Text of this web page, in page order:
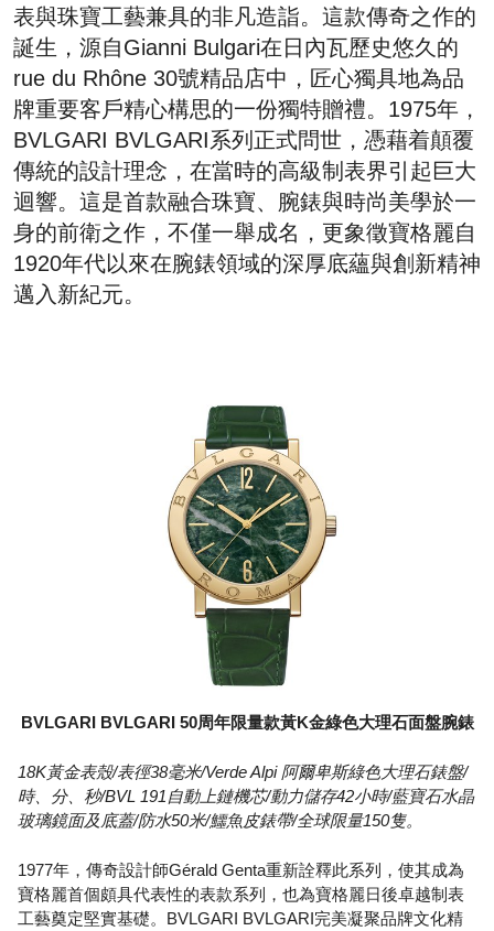
表與珠寶工藝兼具的非凡造詣。這款傳奇之作的
誕生，源自Gianni Bulgari在日內瓦歷史悠久的
rue du Rhône 30號精品店中，匠心獨具地為品
牌重要客戶精心構思的一份獨特贈禮。1975年，
BVLGARI BVLGARI系列正式問世，憑藉着顛覆
傳統的設計理念，在當時的高級制表界引起巨大
迴響。這是首款融合珠寶、腕錶與時尚美學於一
身的前衛之作，不僅一舉成名，更象徵寶格麗自
1920年代以來在腕錶領域的深厚底蘊與創新精神
邁入新紀元。
BVLGARI BVLGARI 50周年限量款黃K金綠色大理石面盤腕錶
18K黃金表殼/表徑38毫米/Verde Alpi 阿爾卑斯綠色大理石錶盤/
時、分、秒/BVL 191自動上鏈機芯/動力儲存42小時/藍寶石水晶
玻璃鏡面及底蓋/防水50米/鱷魚皮錶帶/全球限量150隻。
1977年，傳奇設計師Gérald Genta重新詮釋此系列，使其成為
寶格麗首個頗具代表性的表款系列，也為寶格麗日後卓越制表
工藝奠定堅實基礎。BVLGARI BVLGARI完美凝聚品牌文化精